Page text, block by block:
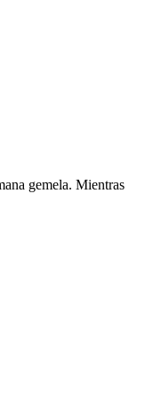
gemela. Mientras